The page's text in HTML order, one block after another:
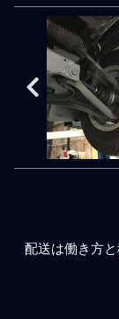
フェアで分かり
様や軽貨物の配
貨物ドライバー
仕事環境を求め
黒ナンバーの軽
って配送の仕事
多くのドライバ
業主ですが、個
さな業態だから
に取引先とは親
契約の原形を変
体疲弊が常に限
いよう細心の注
神と神経をフル
仕事をする。配
く業務請負の軽
バーが理解して
はならないのが
基本単独1人で
結させる仕事で
関係者との交流
は仕事を効率よ
配送は働き方